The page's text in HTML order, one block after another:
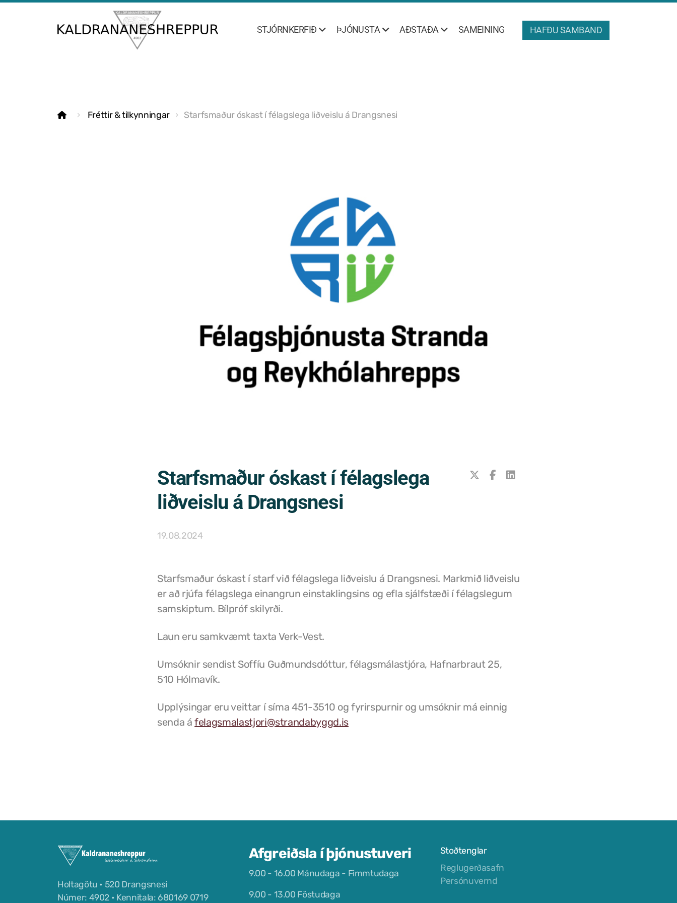
STJÓRNKERFIÐ ÞJÓNUSTA AÐSTAÐA SAMEINING HAFÐU SAMBAND
Fréttir & tilkynningar Starfsmaður óskast í félagslega liðveislu á Drangsnesi
Starfsmaður óskast í félagslega
liðveislu á Drangsnesi
19.08.2024
Starfsmaður óskast í starf við félagslega liðveislu á Drangsnesi. Markmið liðveislu
er að rjúfa félagslega einangrun einstaklingsins og efla sjálfstæði í félagslegum
samskiptum. Bílpróf skilyrði.
Laun eru samkvæmt taxta Verk-Vest.
Umsóknir sendist Soffíu Guðmundsdóttur, félagsmálastjóra, Hafnarbraut 25,
510 Hólmavík.
Upplýsingar eru veittar í síma 451-3510 og fyrirspurnir og umsóknir má einnig
senda áfelagsmalastjori@strandabyggd.is
Holtagötu • 520 Drangsnesi
Númer: 4902 • Kennitala: 680169 0719
Afgreiðsla í þjónustuveri
9.00 - 16.00 Mánudaga - Fimmtudaga
9.00 - 13.00 Föstudaga
Stoðtenglar
Reglugerðasafn
Persónuvernd